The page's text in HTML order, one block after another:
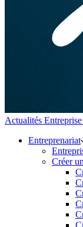
Actualités
Entreprenariat
Créer